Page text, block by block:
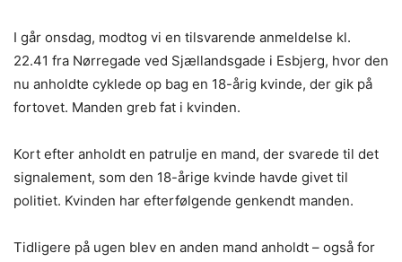
I går onsdag, modtog vi en tilsvarende anmeldelse kl.
22.41 fra Nørregade ved Sjællandsgade i Esbjerg, hvor den
nu anholdte cyklede op bag en 18-årig kvinde, der gik på
fortovet. Manden greb fat i kvinden.
Kort efter anholdt en patrulje en mand, der svarede til det
signalement, som den 18-årige kvinde havde givet til
politiet. Kvinden har efterfølgende genkendt manden.
Tidligere på ugen blev en anden mand anholdt – også for